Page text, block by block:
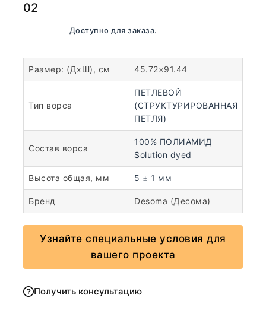
02
В наличии. Доступно для заказа.
Размер: (ДхШ), см 45.72×91.44
Тип ворса
ПЕТЛЕВОЙ
(СТРУКТУРИРОВАННАЯ
ПЕТЛЯ)
Состав ворса
100% ПОЛИАМИД
Solution dyed
Высота общая, мм 5 ± 1 мм
Бренд Desoma (Десома)
Узнайте специальные условия для
вашего проекта
Получить консультацию